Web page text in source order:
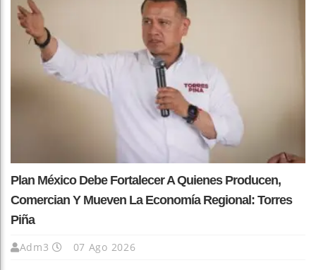
Plan México Debe Fortalecer A Quienes Producen,
Comercian Y Mueven La Economía Regional: Torres
Piña
Adm3 07 Ago 2026